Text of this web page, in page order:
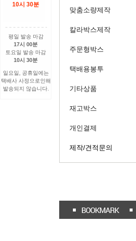
10시 30분
평일 발송 마감
17시 00분
토요일 발송 마감
10시 30분
일요일, 공휴일에는
택배사 사정으로인해
발송되지 않습니다.
맞춤소량제작
칼라박스제작
주문형박스
택배용봉투
기타상품
재고박스
개인결제
제작/견적문의